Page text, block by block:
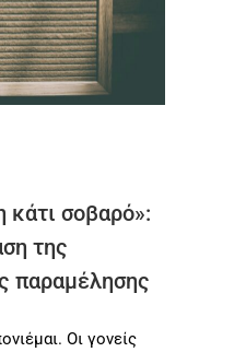
κάτι σοβαρό»:
της
παραμέλησης
Οι γονείς